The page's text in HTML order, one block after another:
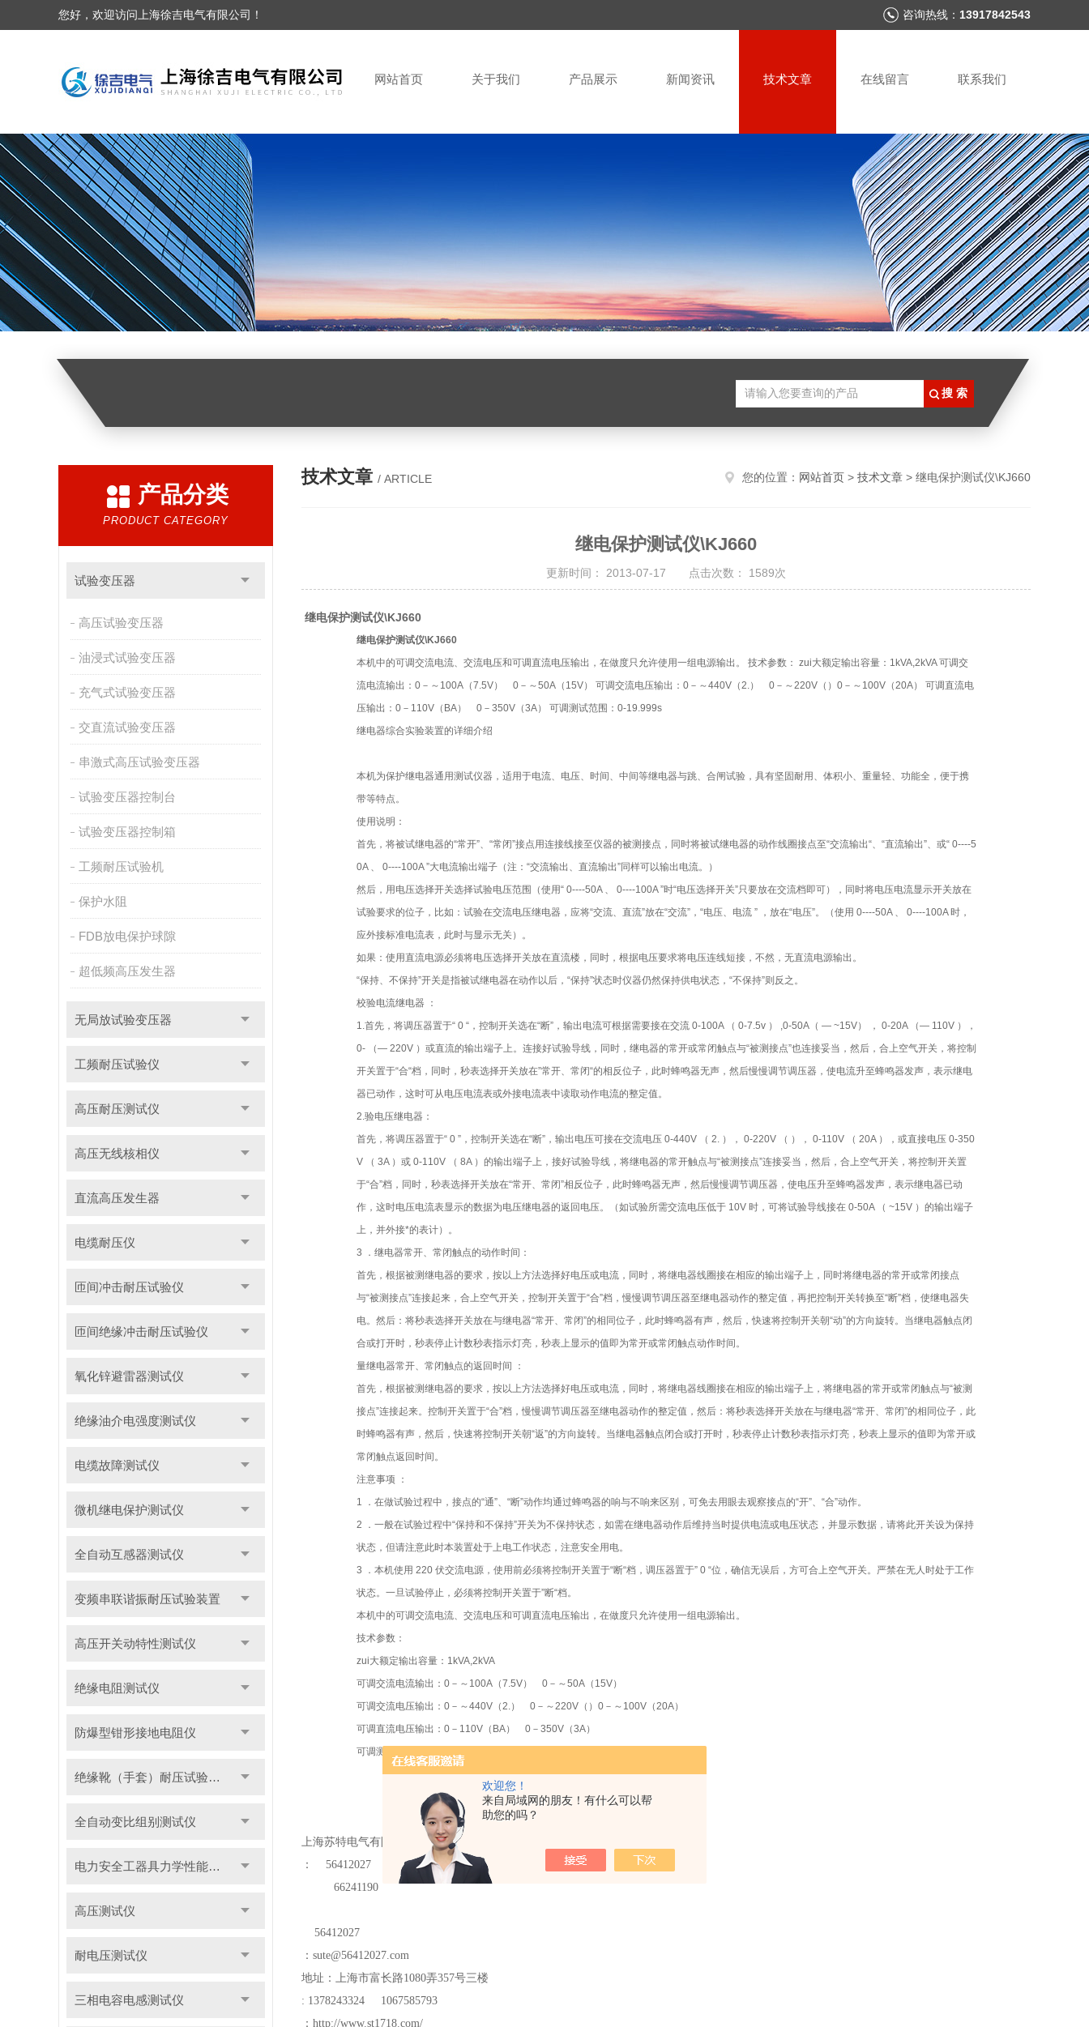
欢迎您！
来自局域网的朋友！有什么可以帮
助您的吗？
您好，欢迎访问上海徐吉电气有限公司！ 咨询热线： 13917842543
网站首页 关于我们 产品展示 新闻资讯 技术文章 在线留言 联系我们
技术文章 / ARTICLE 您的位置： 网站首页 > 技术文章 > 继电保护测试仪\KJ660
继电保护测试仪\KJ660
更新时间： 2013-07-17 点击次数： 1589次
继电保护测试仪\KJ660
继电保护测试仪\KJ660
本机中的可调交流电流、交流电压和可调直流电压输出，在做度只允许使用一组电源输出。 技术参数： zui大额定输出容量：1kVA,2kVA 可调交
流电流输出：0－～100A（7.5V） 0－～50A（15V） 可调交流电压输出：0－～440V（2.） 0－～220V（）0－～100V（20A） 可调直流电
压输出：0－110V（BA） 0－350V（3A） 可调测试范围：0-19.999s
继电器综合实验装置的详细介绍
本机为保护继电器通用测试仪器，适用于电流、电压、时间、中间等继电器与跳、合闸试验，具有坚固耐用、体积小、重量轻、功能全，便于携
带等特点。
使用说明：
首先，将被试继电器的“常开”、“常闭”接点用连接线接至仪器的被测接点，同时将被试继电器的动作线圈接点至“交流输出“、“直流输出”、或“ 0----5
0A 、 0----100A ”大电流输出端子（注：“交流输出、直流输出”同样可以输出电流。）
然后，用电压选择开关选择试验电压范围（使用“ 0----50A 、 0----100A ”时“电压选择开关”只要放在交流档即可），同时将电压电流显示开关放在
试验要求的位子，比如：试验在交流电压继电器，应将“交流、直流”放在“交流”，“电压、电流 ” ，放在“电压”。（使用 0----50A 、 0----100A 时，
应外接标准电流表，此时与显示无关）。
如果：使用直流电源必须将电压选择开关放在直流楼，同时，根据电压要求将电压连线短接，不然，无直流电源输出。
“保持、不保持”开关是指被试继电器在动作以后，“保持”状态时仪器仍然保持供电状态，“不保持”则反之。
校验电流继电器 ：
1.首先，将调压器置于“ 0 “，控制开关选在“断”，输出电流可根据需要接在交流 0-100A （ 0-7.5v ） ,0-50A（ — ~15V） ， 0-20A （— 110V ），
0- （— 220V ）或直流的输出端子上。连接好试验导线，同时，继电器的常开或常闭触点与“被测接点”也连接妥当，然后，合上空气开关，将控制
开关置于“合“档，同时，秒表选择开关放在”常开、常闭“的相反位子，此时蜂鸣器无声，然后慢慢调节调压器，使电流升至蜂鸣器发声，表示继电
器已动作，这时可从电压电流表或外接电流表中读取动作电流的整定值。
2.验电压继电器：
首先，将调压器置于“ 0 ”，控制开关选在“断”，输出电压可接在交流电压 0-440V （ 2. ）， 0-220V （ ）， 0-110V （ 20A ），或直接电压 0-350
V （ 3A ）或 0-110V （ 8A ）的输出端子上，接好试验导线，将继电器的常开触点与“被测接点”连接妥当，然后，合上空气开关，将控制开关置
于“合”档，同时，秒表选择开关放在“常开、常闭”相反位子，此时蜂鸣器无声，然后慢慢调节调压器，使电压升至蜂鸣器发声，表示继电器已动
作，这时电压电流表显示的数据为电压继电器的返回电压。（如试验所需交流电压低于 10V 时，可将试验导线接在 0-50A （ ~15V ）的输出端子
上，并外接*的表计）。
3 ．继电器常开、常闭触点的动作时间：
首先，根据被测继电器的要求，按以上方法选择好电压或电流，同时，将继电器线圈接在相应的输出端子上，同时将继电器的常开或常闭接点
与“被测接点”连接起来，合上空气开关，控制开关置于“合”档，慢慢调节调压器至继电器动作的整定值，再把控制开关转换至“断”档，使继电器失
电。然后：将秒表选择开关放在与继电器“常开、常闭”的相同位子，此时蜂鸣器有声，然后，快速将控制开关朝“动”的方向旋转。当继电器触点闭
合或打开时，秒表停止计数秒表指示灯亮，秒表上显示的值即为常开或常闭触点动作时间。
量继电器常开、常闭触点的返回时间 ：
首先，根据被测继电器的要求，按以上方法选择好电压或电流，同时，将继电器线圈接在相应的输出端子上，将继电器的常开或常闭触点与“被测
接点”连接起来。控制开关置于“合”档，慢慢调节调压器至继电器动作的整定值，然后：将秒表选择开关放在与继电器“常开、常闭”的相同位子，此
时蜂鸣器有声，然后，快速将控制开关朝“返”的方向旋转。当继电器触点闭合或打开时，秒表停止计数秒表指示灯亮，秒表上显示的值即为常开或
常闭触点返回时间。
注意事项 ：
1 ．在做试验过程中，接点的“通”、“断”动作均通过蜂鸣器的响与不响来区别，可免去用眼去观察接点的“开”、“合”动作。
2 ．一般在试验过程中“保持和不保持”开关为不保持状态，如需在继电器动作后维持当时提供电流或电压状态，并显示数据，请将此开关设为保持
状态，但请注意此时本装置处于上电工作状态，注意安全用电。
3 ．本机使用 220 伏交流电源，使用前必须将控制开关置于“断“档，调压器置于” 0 “位，确信无误后，方可合上空气开关。严禁在无人时处于工作
状态。一旦试验停止，必须将控制开关置于”断“档。
本机中的可调交流电流、交流电压和可调直流电压输出，在做度只允许使用一组电源输出。
技术参数：
zui大额定输出容量：1kVA,2kVA
可调交流电流输出：0－～100A（7.5V） 0－～50A（15V）
可调交流电压输出：0－～440V（2.） 0－～220V（）0－～100V（20A）
可调直流电压输出：0－110V（BA） 0－350V（3A）
可调测试范围：0-19.999s
上海苏特电气有限公司
：
56412027
66241190
56412027
： sute@56412027.com
地址：上海市富长路1080弄357号三楼
: 1378243324 1067585793
： http://www.st1718.com/
产品分类
PRODUCT CATEGORY
试验变压器
高压试验变压器
油浸式试验变压器
充气式试验变压器
交直流试验变压器
串激式高压试验变压器
试验变压器控制台
试验变压器控制箱
工频耐压试验机
保护水阻
FDB放电保护球隙
超低频高压发生器
无局放试验变压器
工频耐压试验仪
高压耐压测试仪
高压无线核相仪
直流高压发生器
电缆耐压仪
匝间冲击耐压试验仪
匝间绝缘冲击耐压试验仪
氧化锌避雷器测试仪
绝缘油介电强度测试仪
电缆故障测试仪
微机继电保护测试仪
全自动互感器测试仪
变频串联谐振耐压试验装置
高压开关动特性测试仪
绝缘电阻测试仪
防爆型钳形接地电阻仪
绝缘靴（手套）耐压试验装置
全自动变比组别测试仪
电力安全工器具力学性能试验机
高压测试仪
耐电压测试仪
三相电容电感测试仪